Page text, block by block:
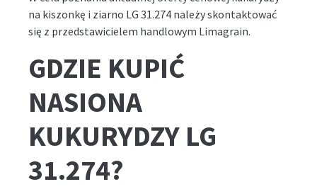
na kiszonkę i ziarno LG 31.274 należy skontaktować
się z przedstawicielem handlowym Limagrain.
GDZIE KUPIĆ
NASIONA
KUKURYDZY LG
31.274?